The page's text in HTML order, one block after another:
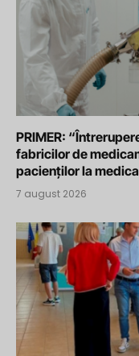
PRIMER:
fabricilor de
pacienților la
7 august 2026